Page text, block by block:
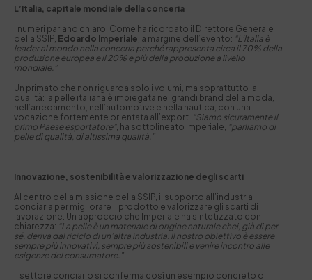
L’Italia, capitale mondiale della conceria
I numeri parlano chiaro. Come ha ricordato il Direttore Generale
della SSIP, Edoardo Imperiale, a margine dell’evento: “L’Italia è
leader al mondo nella conceria perché rappresenta circa il 70% della
produzione europea e il 20% e più della produzione a livello
mondiale.”
Un primato che non riguarda solo i volumi, ma soprattutto la
qualità: la pelle italiana è impiegata nei grandi brand della moda,
nell’arredamento, nell’automotive e nella nautica, con una
vocazione fortemente orientata all’export. “Siamo sicuramente il
primo Paese esportatore”, ha sottolineato Imperiale, “parliamo di
pelle di qualità, di altissima qualità.”
Innovazione, sostenibilità e valorizzazione degli scarti
Al centro della missione della SSIP, il supporto all’industria
conciaria per migliorare il prodotto e valorizzare gli scarti di
lavorazione. Un approccio che Imperiale ha sintetizzato con
chiarezza: “La pelle è un materiale di origine naturale chei, già di per
sé, deriva dal riciclo di un’altra industria. Il nostro obiettivo è essere
sempre più innovativi, sempre più sostenibili e venire incontro alle
esigenze del consumatore.”
Il settore conciario si conferma così un esempio concreto di